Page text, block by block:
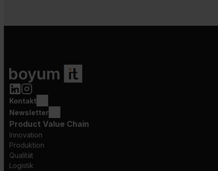
Kontakt
Newsletter
Product Value Chain
Innovation
Produktion
Qualität
Logistik